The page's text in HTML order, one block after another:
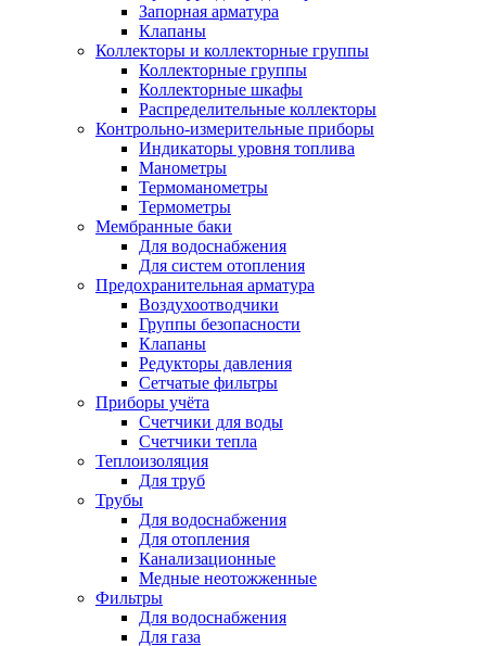
Запорная арматура
Клапаны
Коллекторы и коллекторные группы
Коллекторные группы
Коллекторные шкафы
Распределительные коллекторы
Контрольно-измерительные приборы
Индикаторы уровня топлива
Манометры
Термоманометры
Термометры
Мембранные баки
Для водоснабжения
Для систем отопления
Предохранительная арматура
Воздухоотводчики
Группы безопасности
Клапаны
Редукторы давления
Сетчатые фильтры
Приборы учёта
Счетчики для воды
Счетчики тепла
Теплоизоляция
Для труб
Трубы
Для водоснабжения
Для отопления
Канализационные
Медные неотожженные
Фильтры
Для водоснабжения
Для газа